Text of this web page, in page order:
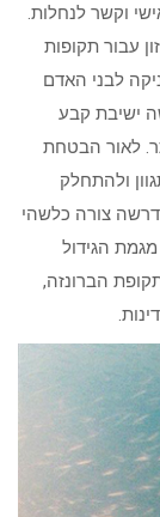
וקשר לנחלות.
עבור תקופות
לבני האדם
ישיבת קבע
לאור הבטחת
ולהתחלק
דרשה צורה כלשהי
הגידול
הברונזה,